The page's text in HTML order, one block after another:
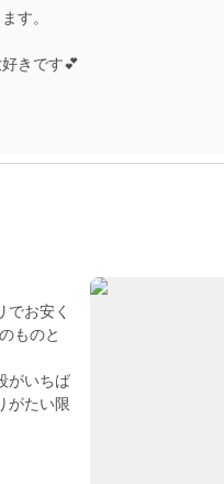
す。
きです💕
でお安く
ものと
がいちば
がたい限